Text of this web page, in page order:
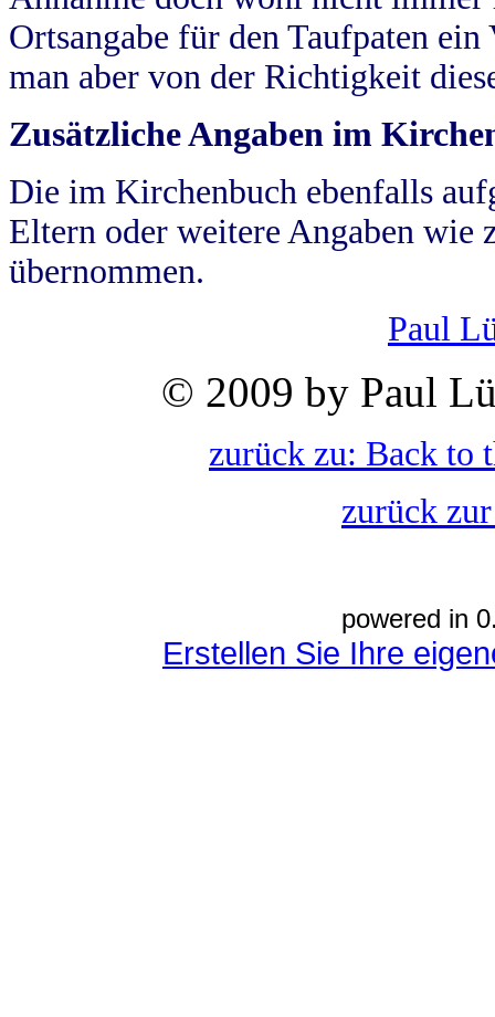
Ortsangabe für den Taufpaten
man aber von der Richtigkeit
Zusätzliche Angaben im
Die im Kirchenbuch ebenfalls
Eltern oder weitere Angaben wie
übernommen.
Paul
© 2009 by Paul
zurück zu: Back to
zurück
powered in
Erstellen Sie Ihre